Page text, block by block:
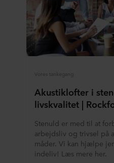
Vores tankegang
Akustiklofter i
livskvalitet |
Stenuld er med til at
arbejdsliv og trivsel på
måder. Vi kan hjælpe
indeliv! Læs mere her.